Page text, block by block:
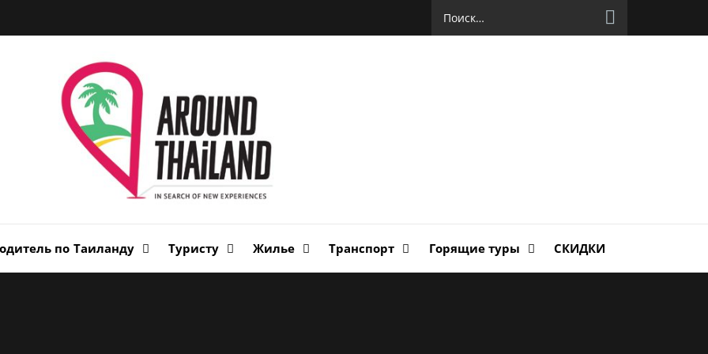
по Таиланду Туристу Жилье Транспорт Горящие туры СКИДКИ